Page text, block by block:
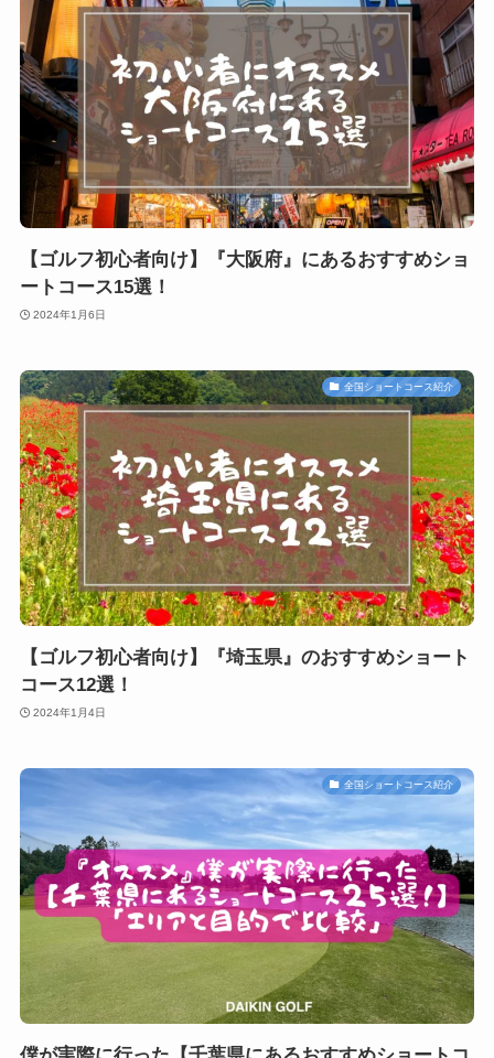
【ゴルフ初心者向け】『大阪府』にあるおすすめショ
ートコース15選！
2024年1月6日
全国ショートコース紹介
【ゴルフ初心者向け】『埼玉県』のおすすめショート
コース12選！
2024年1月4日
全国ショートコース紹介